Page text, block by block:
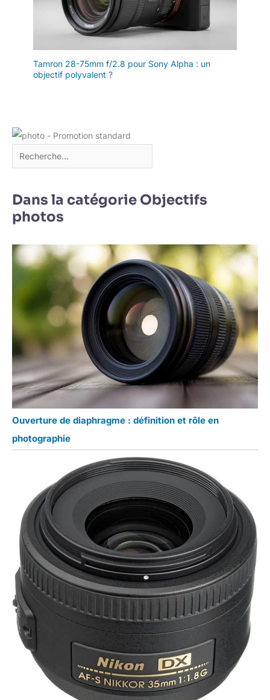
Tamron 28-75mm f/2.8 pour Sony Alpha : un
objectif polyvalent ?
Dans la catégorie Objectifs
photos
Ouverture de diaphragme : définition et rôle en
photographie